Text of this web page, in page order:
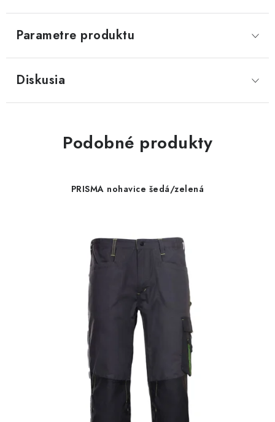
Parametre produktu
Diskusia
Podobné produkty
PRISMA nohavice šedá/zelená